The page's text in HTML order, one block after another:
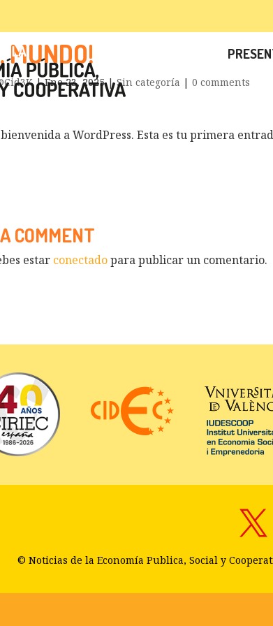
MUNDO!
|Ene 23, 2025|Sin categoría |0 comments
a WordPress. Esta es tu primera
COMMENT
estar conectadopara publicar un comentario.

© Noticias de la Economía Publica, Social y